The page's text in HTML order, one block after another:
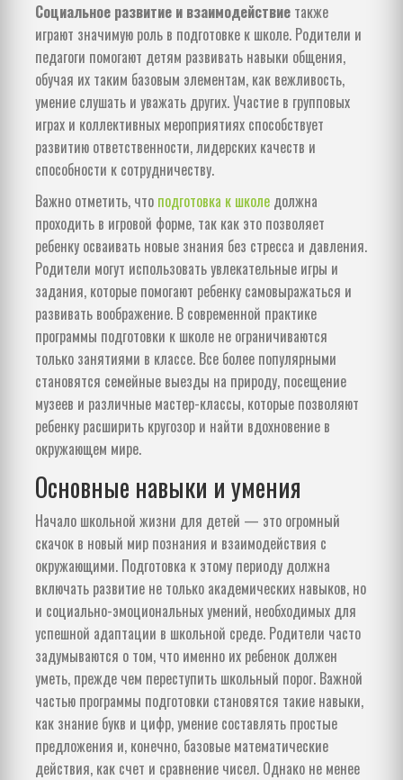
Социальное развитие и взаимодействие также
играют значимую роль в подготовке к школе. Родители и
педагоги помогают детям развивать навыки общения,
обучая их таким базовым элементам, как вежливость,
умение слушать и уважать других. Участие в групповых
играх и коллективных мероприятиях способствует
развитию ответственности, лидерских качеств и
способности к сотрудничеству.
Важно отметить, что подготовка к школе должна
проходить в игровой форме, так как это позволяет
ребенку осваивать новые знания без стресса и давления.
Родители могут использовать увлекательные игры и
задания, которые помогают ребенку самовыражаться и
развивать воображение. В современной практике
программы подготовки к школе не ограничиваются
только занятиями в классе. Все более популярными
становятся семейные выезды на природу, посещение
музеев и различные мастер-классы, которые позволяют
ребенку расширить кругозор и найти вдохновение в
окружающем мире.
Основные навыки и умения
Начало школьной жизни для детей — это огромный
скачок в новый мир познания и взаимодействия с
окружающими. Подготовка к этому периоду должна
включать развитие не только академических навыков, но
и социально-эмоциональных умений, необходимых для
успешной адаптации в школьной среде. Родители часто
задумываются о том, что именно их ребенок должен
уметь, прежде чем переступить школьный порог. Важной
частью программы подготовки становятся такие навыки,
как знание букв и цифр, умение составлять простые
предложения и, конечно, базовые математические
действия, как счет и сравнение чисел. Однако не менее